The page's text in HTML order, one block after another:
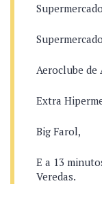
Aeroclube de
Extra
Big Farol,
E a 13
Veredas.